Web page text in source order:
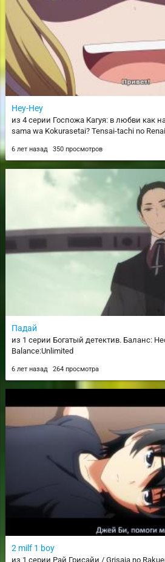
Hey-Hey
из 4 серии Госпожа Кагуя: в любви как
sama wa Kokurasetai? Tensai-tachi no
6 лет назад 350 просмотров
Падай
из 1 серии Богатый детектив. Баланс:
Balance:Unlimited
6 лет назад 264 просмотра
2 milf 1 boy
из 1 серии Рай Грисайи / Grisaia no